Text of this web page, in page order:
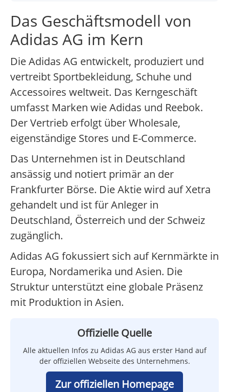
Das Geschäftsmodell von
Adidas AG im Kern
Die Adidas AG entwickelt, produziert und
vertreibt Sportbekleidung, Schuhe und
Accessoires weltweit. Das Kerngeschäft
umfasst Marken wie Adidas und Reebok.
Der Vertrieb erfolgt über Wholesale,
eigenständige Stores und E-Commerce.
Das Unternehmen ist in Deutschland
ansässig und notiert primär an der
Frankfurter Börse. Die Aktie wird auf Xetra
gehandelt und ist für Anleger in
Deutschland, Österreich und der Schweiz
zugänglich.
Adidas AG fokussiert sich auf Kernmärkte in
Europa, Nordamerika und Asien. Die
Struktur unterstützt eine globale Präsenz
mit Produktion in Asien.
Offizielle Quelle
Alle aktuellen Infos zu Adidas AG aus erster Hand auf
der offiziellen Webseite des Unternehmens.
Zur offiziellen Homepage